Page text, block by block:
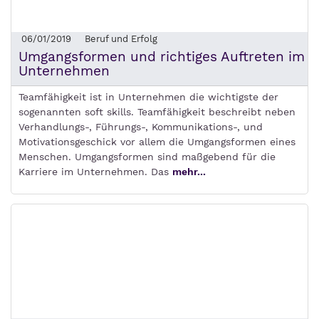
06/01/2019 Beruf und Erfolg
Umgangsformen und richtiges Auftreten im
Unternehmen
Teamfähigkeit ist in Unternehmen die wichtigste der
sogenannten soft skills. Teamfähigkeit beschreibt neben
Verhandlungs-, Führungs-, Kommunikations-, und
Motivationsgeschick vor allem die Umgangsformen eines
Menschen. Umgangsformen sind maßgebend für die
Karriere im Unternehmen. Das mehr...